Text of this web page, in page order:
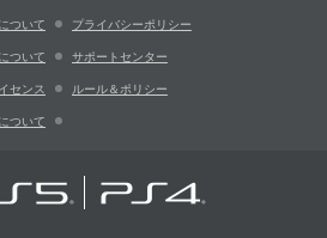
ついて プライバシーポリシー
ついて サポートセンター
センス ルール＆ポリシー
ついて